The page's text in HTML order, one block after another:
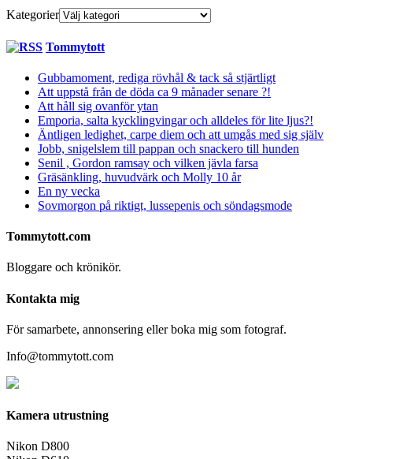
Kategorier
Tommytott
Gubbamoment, rediga rövhål & tack så stjärtligt
Att uppstå från de döda ca 9 månader senare ?!
Att håll sig ovanför ytan
Emporia, salta kycklingvingar och alldeles för lite ljus?!
Äntligen ledighet, carpe diem och att umgås med sig själv
Jobb, snigelslem till pappan och snackero till hunden
Senil , Gordon ramsay och vilken jävla farsa
Gräsänkling, huvudvärk och Molly 10 år
En ny vecka
Sovmorgon på riktigt, lussepenis och söndagsmode
Tommytott.com
Bloggare och krönikör.
Kontakta mig
För samarbete, annonsering eller boka mig som fotograf.
Info@tommytott.com
Kamera utrustning
Nikon D800